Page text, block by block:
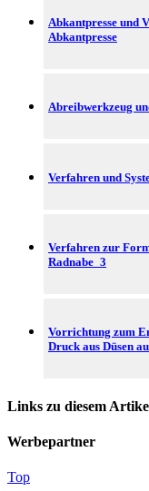
Abkantpresse und
Abkantpresse
Abreibwerkzeug
Verfahren und
Verfahren zur
Radnabe_3
Vorrichtung zum
Druck aus Düsen
Links zu diesem
Werbepartner
Top